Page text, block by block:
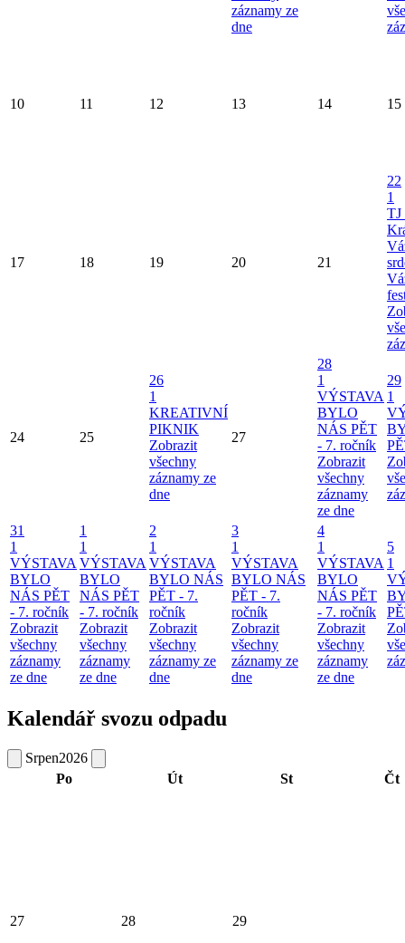
záznamy ze
dne
10 11 12 13 14 15
17 18 19 20 21
22
1
TJ
24 25
26
1
KREATIVNÍ
PIKNIK
Zobrazit
všechny
záznamy ze
dne
27
28
1
VÝSTAVA
BYLO
NÁS PĚT
- 7. ročník
Zobrazit
všechny
záznamy
ze dne
29
1
31
1
VÝSTAVA
BYLO
NÁS PĚT
- 7. ročník
Zobrazit
všechny
záznamy
ze dne
1
1
VÝSTAVA
BYLO
NÁS PĚT
- 7. ročník
Zobrazit
všechny
záznamy
ze dne
2
1
VÝSTAVA
BYLO NÁS
PĚT - 7.
ročník
Zobrazit
všechny
záznamy ze
dne
3
1
VÝSTAVA
BYLO NÁS
PĚT - 7.
ročník
Zobrazit
všechny
záznamy ze
dne
4
1
VÝSTAVA
BYLO
NÁS PĚT
- 7. ročník
Zobrazit
všechny
záznamy
ze dne
5
1
Kalendář svozu odpadu
Srpen2026
Po
Út St Čt
27
28
29